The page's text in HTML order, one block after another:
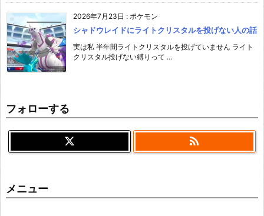
2026年7月23日 : ポケモン
シャドウレイドにライトクリスタルを投げない人の話
実は私 半年間ライトクリスタルを投げていません ライト
クリスタル投げない縛りって ...
フォローする

メニュー